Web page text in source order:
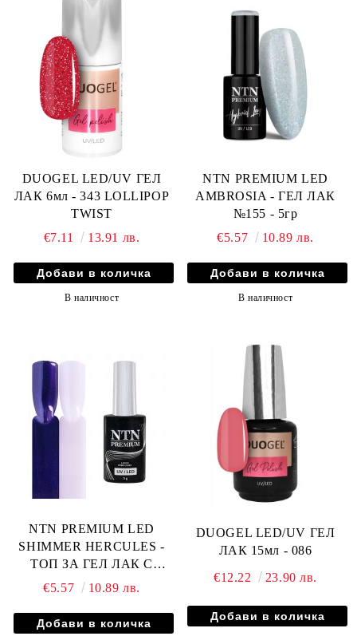
DUOGEL LED/UV ГЕЛ
ЛАК 6мл - 343 LOLLIPOP
TWIST
€7.11
13.91 лв.
В наличност
NTN PREMIUM LED
AMBROSIA - ГЕЛ ЛАК
№155 - 5гр
€5.57
10.89 лв.
В наличност
NTN PREMIUM LED
SHIMMER HERCULES -
ТОП ЗА ГЕЛ ЛАК С
БЛЕСТЯЩИ ЧАСТИЦИ
€5.57 10.89 лв.
DUOGEL LED/UV ГЕЛ
ЛАК 15мл - 086
€12.22 23.90 лв.